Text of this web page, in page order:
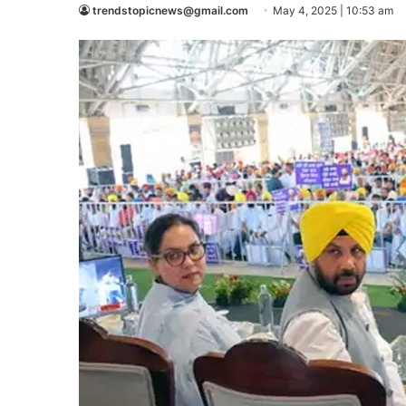
trendstopicnews@gmail.com May 4, 2025 | 10:53 am